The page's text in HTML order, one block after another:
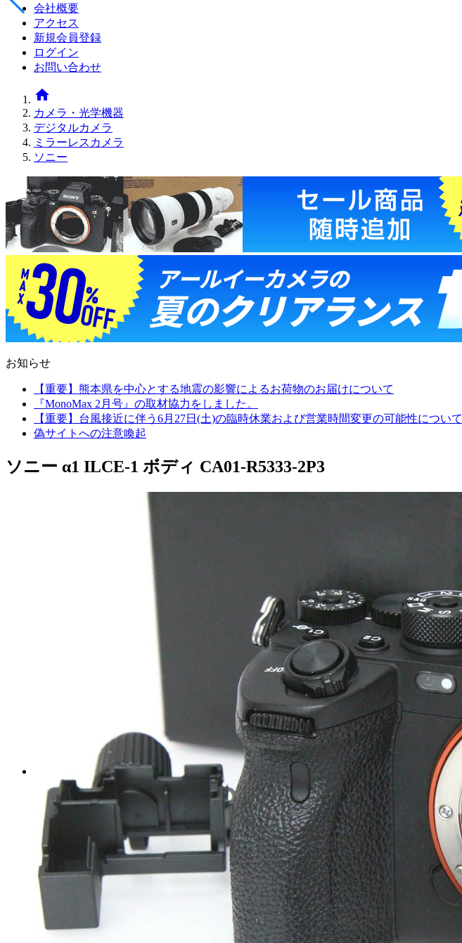
会社概要
アクセス
新規会員登録
ログイン
お問い合わせ
home
カメラ・光学機器
デジタルカメラ
ミラーレスカメラ
ソニー
お知らせ
【重要】熊本県を中心とする地震の影響によるお荷物のお届けについて
『MonoMax 2月号』の取材協力をしました。
【重要】台風接近に伴う6月27日(土)の臨時休業および営業時間変更の可能性について
偽サイトへの注意喚起
ソニー α1 ILCE-1 ボディ CA01-R5333-2P3